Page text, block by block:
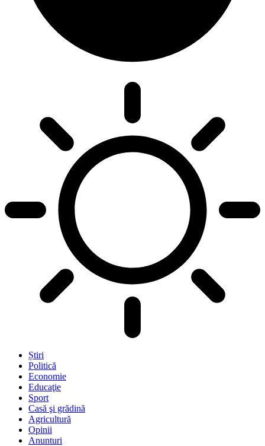
Știri
Politică
Economie
Educaţie
Sport
Casă şi grădină
Agricultură
Opinii
Anunturi